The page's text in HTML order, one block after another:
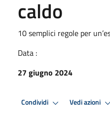
caldo
10 semplici regole per
Data :
27 giugno 2024
Condividi Vedi azioni